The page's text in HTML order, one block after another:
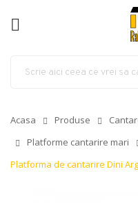
Acasa Produse
Platforme cantarire mari
Platforma de cantarire Dini